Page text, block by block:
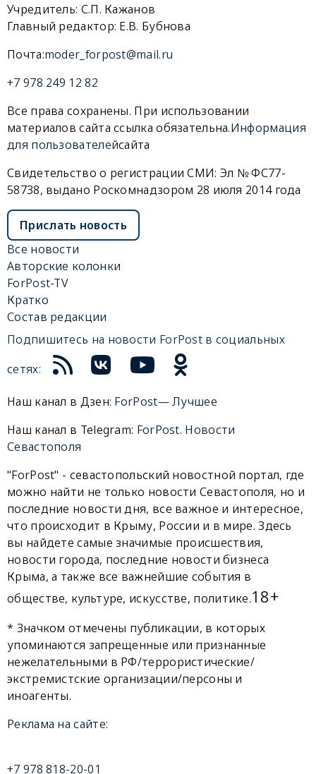
Учредитель: С.П. Кажанов
Главный редактор: Е.В. Бубнова
Почта:moder_forpost@mail.ru
+7 978 249 12 82
Все права сохранены. При использовании
материалов сайта ссылка обязательна.Информация
для пользователейсайта
Свидетельство о регистрации СМИ: Эл № ФС77-
58738, выдано Роскомнадзором 28 июля 2014 года
Прислать новость
Все новости
Авторские колонки
ForPost-TV
Кратко
Состав редакции
Подпишитесь на новости ForPost в социальных
сетях:
Наш канал в Дзен: ForPost— Лучшее
Наш канал в Telegram: ForPost. Новости
Севастополя
"ForPost" - севастопольский новостной портал, где
можно найти не только новости Севастополя, но и
последние новости дня, все важное и интересное,
что происходит в Крыму, России и в мире. Здесь
вы найдете самые значимые происшествия,
новости города, последние новости бизнеса
Крыма, а также все важнейшие события в
обществе, культуре, искусстве, политике.18+
* Значком отмечены публикации, в которых
упоминаются запрещенные или признанные
нежелательными в РФ/террористические/
экстремистские организации/персоны и
иноагенты.
Реклама на сайте:
+7 978 818-20-01